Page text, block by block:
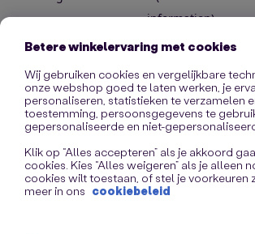
information).
Betere winkelervaring met cookies
Wij gebruiken cookies en vergelijkbare
onze webshop goed te laten werken, je
personaliseren, statistieken te verzamelen
toestemming, persoonsgegevens te
gepersonaliseerde en niet-
Klik op “Alles accepteren” als je akkoord
cookies. Kies “Alles weigeren” als je alleen
cookies wilt toestaan, of stel je voorkeuren
meer in ons cookiebeleid